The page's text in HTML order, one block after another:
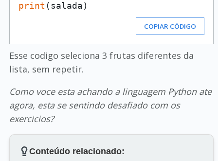
print
COPIAR CÓDIGO
Esse codigo seleciona 3 frutas diferentes da
lista, sem repetir.
Como voce esta achando a linguagem Python ate
agora, esta se sentindo desafiado com os
exercicios?
Conteúdo relacionado: